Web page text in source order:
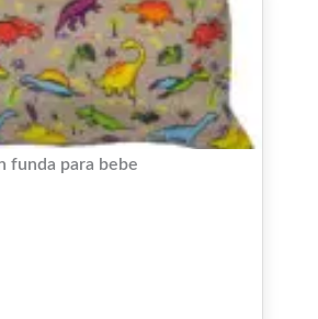
funda para bebe